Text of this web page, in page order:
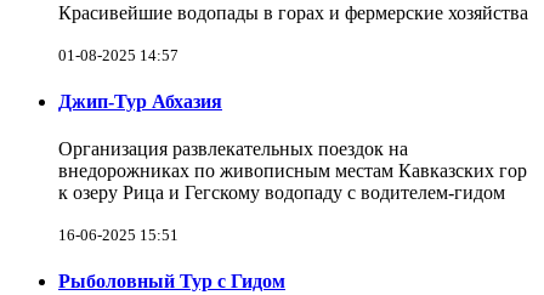
Красивейшие водопады в горах и фермерские хозяйства
01-08-2025 14:57
Джип-Тур Абхазия
Организация развлекательных поездок на
внедорожниках по живописным местам Кавказских гор
к озеру Рица и Гегскому водопаду с водителем-гидом
16-06-2025 15:51
Рыболовный Тур с Гидом